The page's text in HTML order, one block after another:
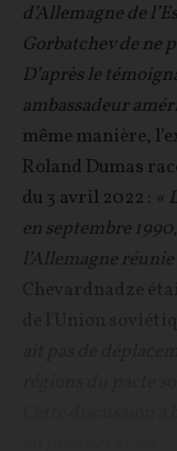
d’Allemagne de
Gorbatchev de ne
D’après le
ambassadeur
même manière,
Roland Dumas
du 3 avril 2022 : «
en septembre
l’Allemagne